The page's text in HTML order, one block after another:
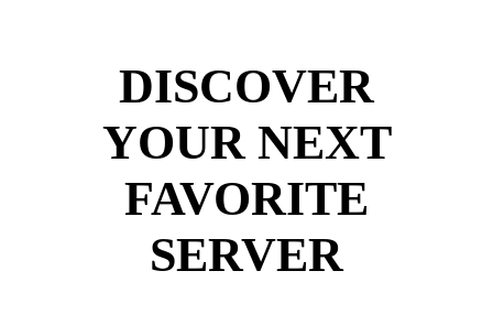
DISCOVER
YOUR NEXT
FAVORITE
SERVER